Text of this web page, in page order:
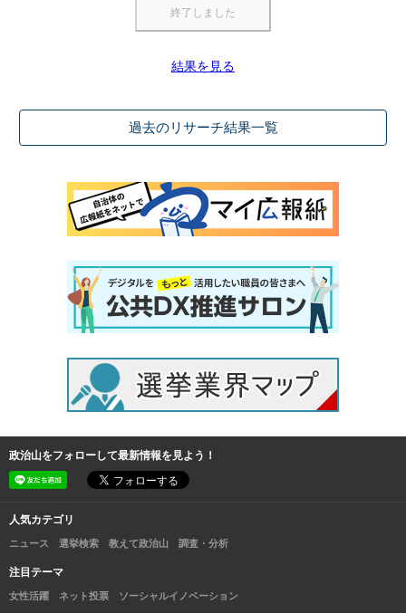
結果を見る
過去のリサーチ結果一覧
政治山をフォローして最新情報を見よう！
人気カテゴリ
ニュース 選挙検索 教えて政治山 調査・分析
注目テーマ
女性活躍 ネット投票 ソーシャルイノベーション